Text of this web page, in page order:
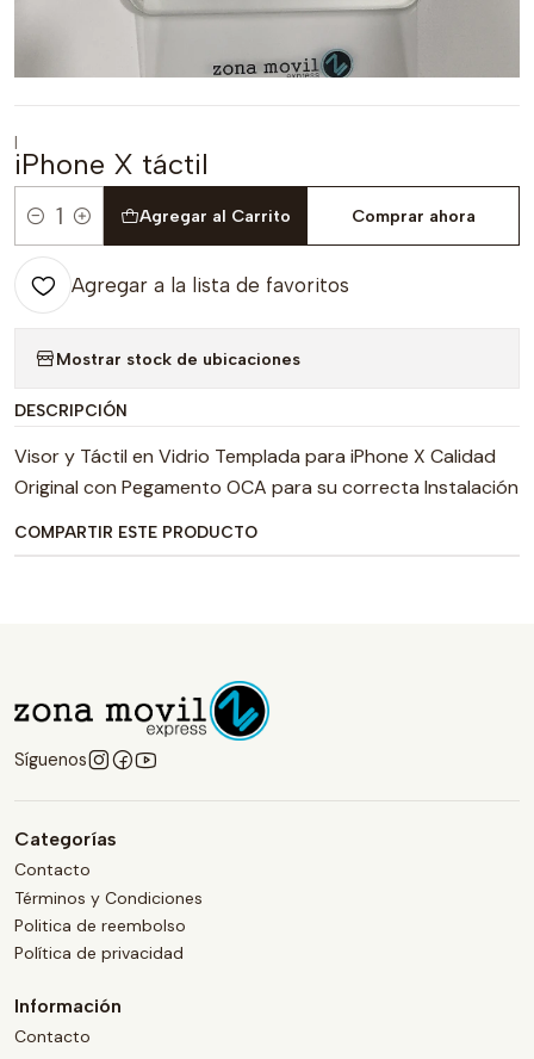
|
iPhone X táctil
Cantidad
Agregar al Carrito Comprar ahora
Agregar a la lista de favoritos
Mostrar stock de ubicaciones
DESCRIPCIÓN
Visor y Táctil en Vidrio Templada para iPhone X Calidad
Original con Pegamento OCA para su correcta Instalación
COMPARTIR ESTE PRODUCTO
Síguenos
Categorías
Contacto
Términos y Condiciones
Politica de reembolso
Política de privacidad
Información
Contacto